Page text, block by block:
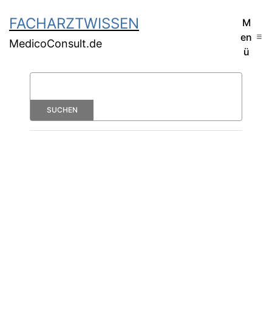
FACHARZTWISSEN
MedicoConsult.de
M
en
ü